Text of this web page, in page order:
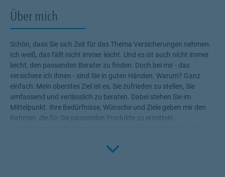
Über mich
Schön, dass Sie sich Zeit für das Thema Versicherungen nehmen.
Ich weiß, das fällt nicht immer leicht. Und es ist auch nicht immer
leicht, den passenden Berater zu finden. Doch bei mir - das
versichere ich Ihnen - sind Sie in guten Händen. Warum? Ganz
einfach: Mein oberstes Ziel ist es, Sie zufrieden zu stellen, Sie
umfassend und verlässlich zu beraten. Dabei stehen Sie im
Mittelpunkt. Ihre Bedürfnisse, Wünsche und Ziele geben mir den
Rahmen, die für Sie passenden Produkte zu ermitteln.
Fachwissen, meiner Begeisterung für alle Fragen rund um das
Click to